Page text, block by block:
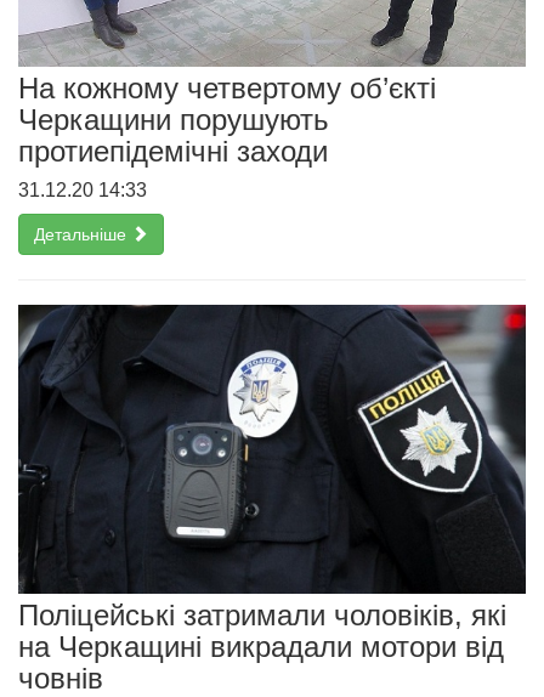
На кожному четвертому об’єкті
Черкащини порушують
протиепідемічні заходи
31.12.20 14:33
Детальніше
Поліцейські затримали чоловіків, які
на Черкащині викрадали мотори від
човнів